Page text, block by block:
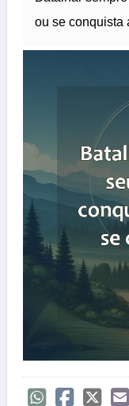
ou se conquista